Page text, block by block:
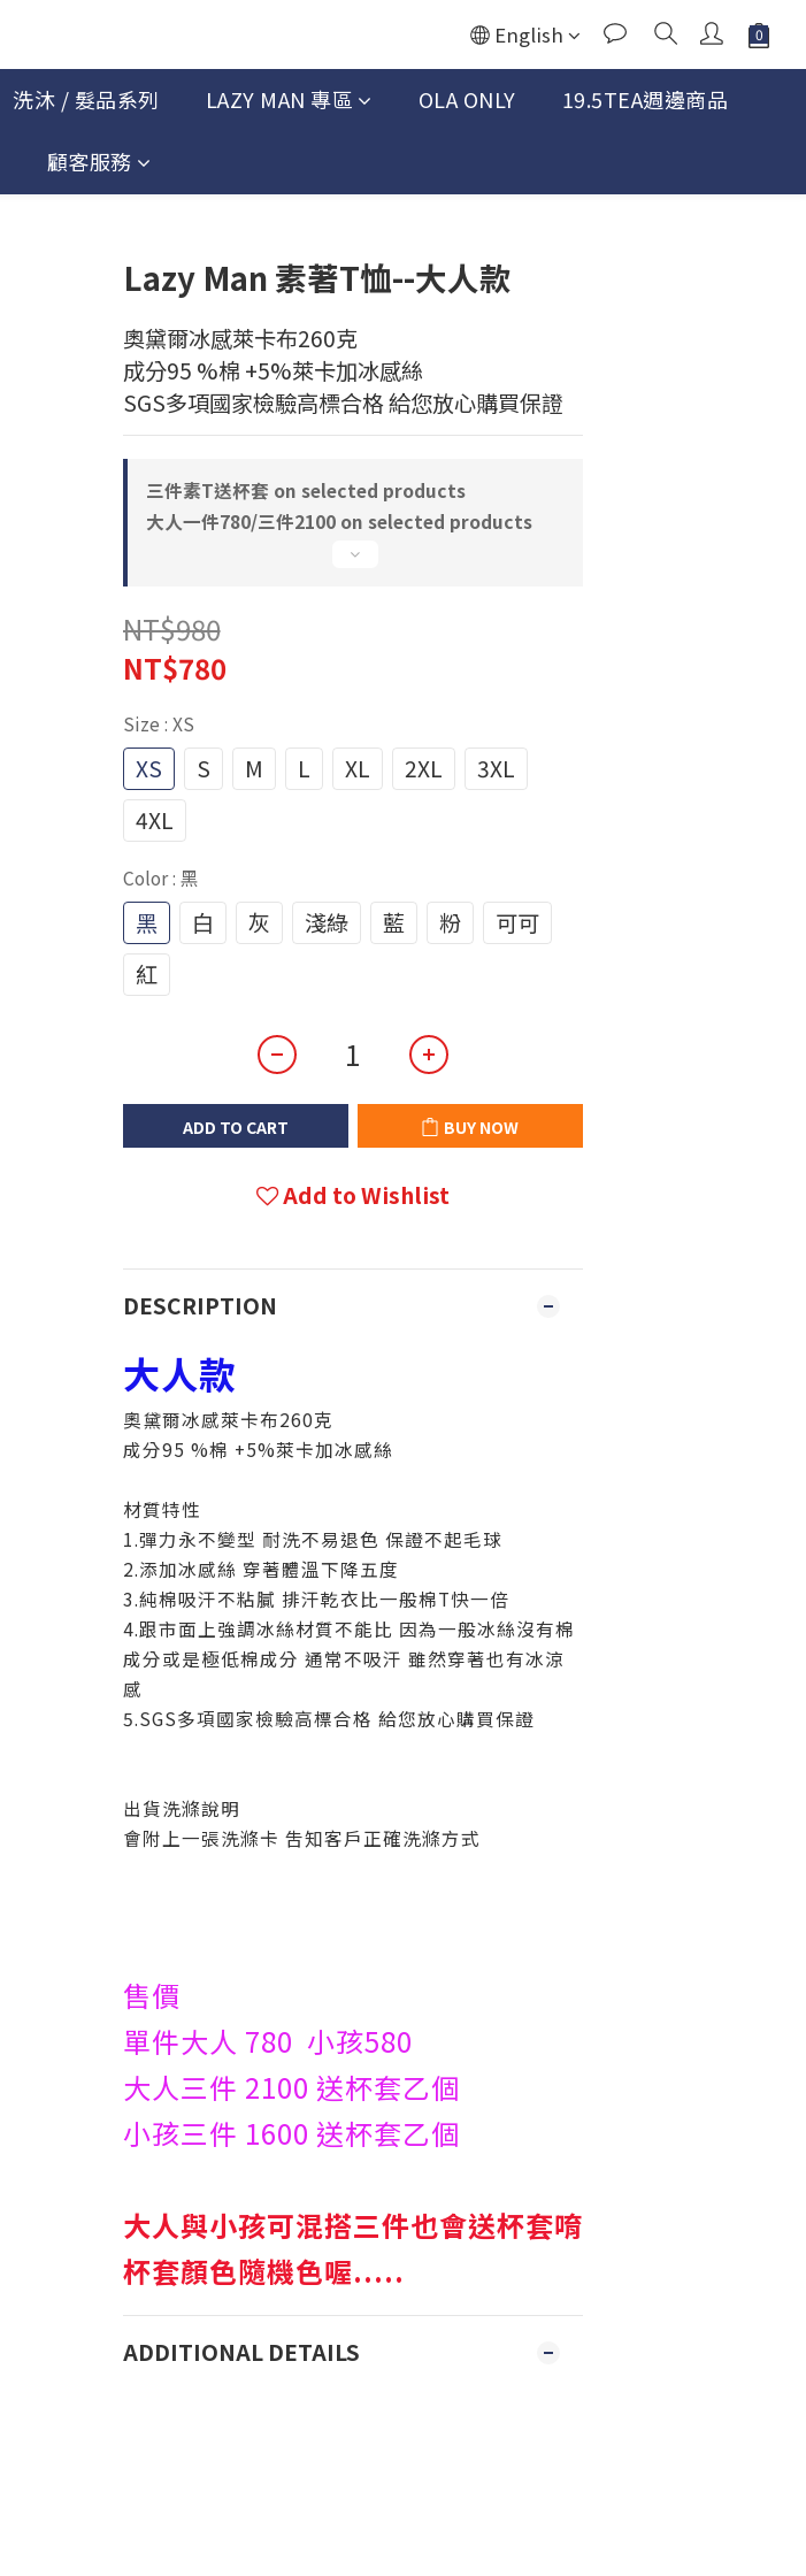
English
洗沐 / 髮品系列 LAZY MAN 專區 OLA ONLY 19.5TEA週邊商品
顧客服務
Lazy Man 素著T恤--大人款
奧黛爾冰感萊卡布260克
成分95 %棉 +5%萊卡加冰感絲
SGS多項國家檢驗高標合格 給您放心購買保證
三件素T送杯套 on selected products
大人一件780/三件2100 on selected products
NT$980
NT$780
Size : XS
XS S M L XL 2XL
3XL
4XL
Color: 黑
黑 白 灰 淺綠 藍 粉
可可
紅
ADD TO CART BUY NOW
Add to Wishlist
DESCRIPTION
大人款
奧黛爾冰感萊卡布260克
成分95 %棉 +5%萊卡加冰感絲
材質特性
1.彈力永不變型 耐洗不易退色 保證不起毛球
2.添加冰感絲 穿著體溫下降五度
3.純棉吸汗不粘膩 排汗乾衣比一般棉T快一倍
4.跟市面上強調冰絲材質不能比 因為一般冰絲沒有棉
成分或是極低棉成分 通常不吸汗 雖然穿著也有冰涼
感
5.SGS多項國家檢驗高標合格 給您放心購買保證
出貨洗滌說明
會附上一張洗滌卡 吿知客戶正確洗滌方式
售價
單件大人 780 小孩580
大人三件 2100 送杯套乙個
小孩三件 1600 送杯套乙個
大人與小孩可混搭三件也會送杯套唷
杯套顏色隨機色喔.....
ADDITIONAL DETAILS